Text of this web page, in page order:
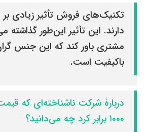
تکنیک‌های فروش تأثیر زیادی
دارند. این تأثیر این‌طور گذاشته
مشتری باور کند که این جنس
باکیفیت است.
دربارۀ شرکت ناشناخته‌ای که
١۰۰۰ برابر کرد چه می‌دانید؟